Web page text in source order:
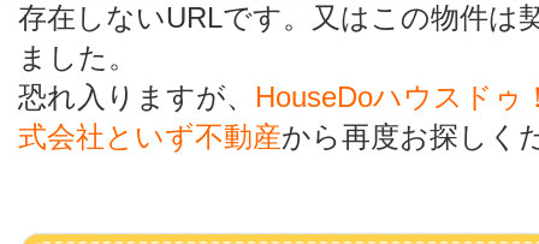
存在しないURLです。又はこの物件は
ました。
恐れ入りますが、 HouseDoハウスドゥ
式会社といず不動産から再度お探しく